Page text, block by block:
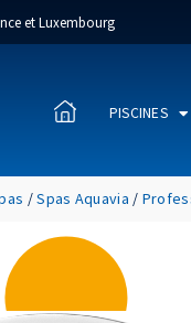
et Luxembourg
PISCINES
/Spas Aquavia /